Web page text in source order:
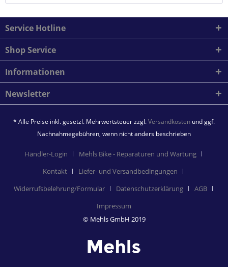
Service Hotline
Shop Service
Informationen
Newsletter
* Alle Preise inkl. gesetzl. Mehrwertsteuer zzgl.Versandkosten und ggf.
Nachnahmegebühren, wenn nicht anders beschrieben
Händler-Login
Mehls Bike - Reparaturen und Wartung
Kontakt
Liefer- und Versandbedingungen
Widerrufsbelehrung/Formular
Datenschutzerklärung
AGB
Impressum
© Mehls GmbH 2019